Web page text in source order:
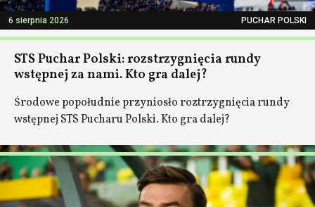
6 sierpnia 2026 PUCHAR POLSKI
STS Puchar Polski: rozstrzygnięcia rundy
wstępnej za nami. Kto gra dalej?
Środowe popołudnie przyniosło roztrzygnięcia rundy
wstępnej STS Pucharu Polski. Kto gra dalej?